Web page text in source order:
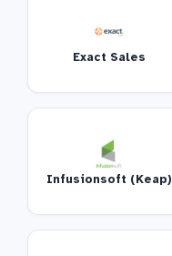
Exact Sales
Infusionsoft (Keap)